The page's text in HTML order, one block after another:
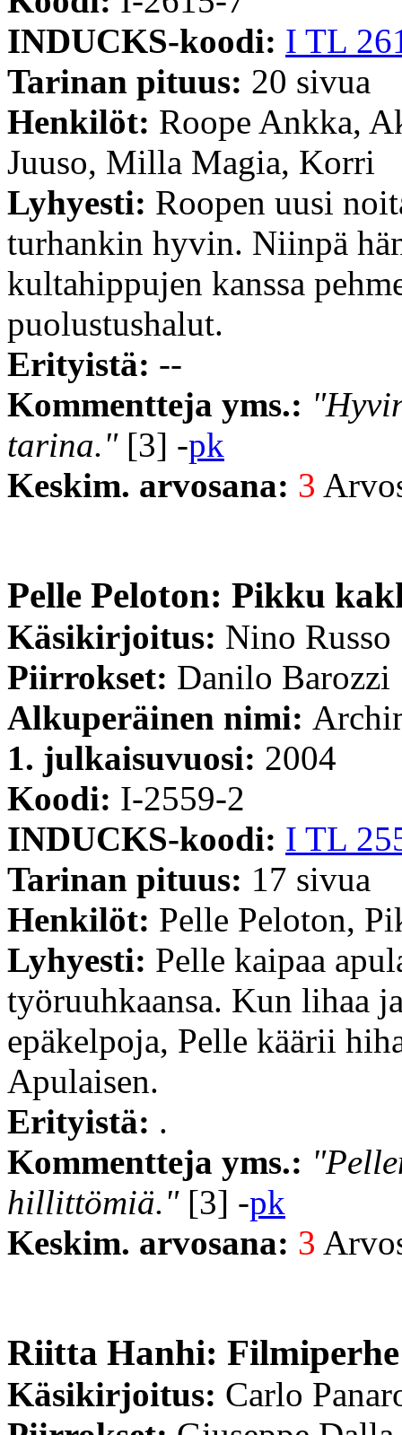
INDUCKS-koodi: I TL
Tarinan pituus: 20 sivua
Henkilöt: Roope Ankka,
Juuso, Milla Magia, Korri
Lyhyesti: Roopen uusi
turhankin hyvin. Niinpä
kultahippujen kanssa
puolustushalut.
Erityistä: --
Kommentteja yms.:
tarina."[3] -pk
Keskim. arvosana: 3
Pelle Peloton: Pikku
Käsikirjoitus: Nino Russo
Piirrokset: Danilo Barozzi
Alkuperäinen nimi:
1. julkaisuvuosi: 2004
Koodi: I-2559-2
INDUCKS-koodi: I TL
Tarinan pituus: 17 sivua
Henkilöt: Pelle Peloton,
Lyhyesti: Pelle kaipaa
työruuhkaansa. Kun lihaa
epäkelpoja, Pelle käärii
Apulaisen.
Erityistä: .
Kommentteja yms.:
hillittömiä."[3] -pk
Keskim. arvosana: 3
Riitta Hanhi: Filmiperhe
Käsikirjoitus: Carlo